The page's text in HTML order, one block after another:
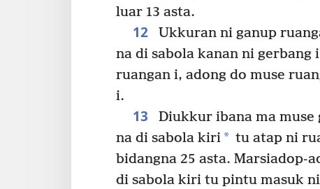
luar 13 asta.
12
Ukkuran ni ganup
na di sabola kanan ni gerbang
ruangan i, adong do muse
i.
13
Diukkur ibana ma muse
na di sabola kiri* tu atap ni
bidangna 25 asta. Marsiadop-
di sabola kiri tu pintu masuk